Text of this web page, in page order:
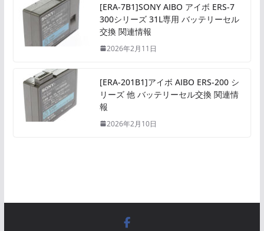
[ERA-7B1]SONY AIBO アイボ ERS-7
300シリーズ 31L専用 バッテリーセル
交換 関連情報
2026年2月11日
[ERA-201B1]アイボ AIBO ERS-200 シ
リーズ 他 バッテリーセル交換 関連情
報
2026年2月10日